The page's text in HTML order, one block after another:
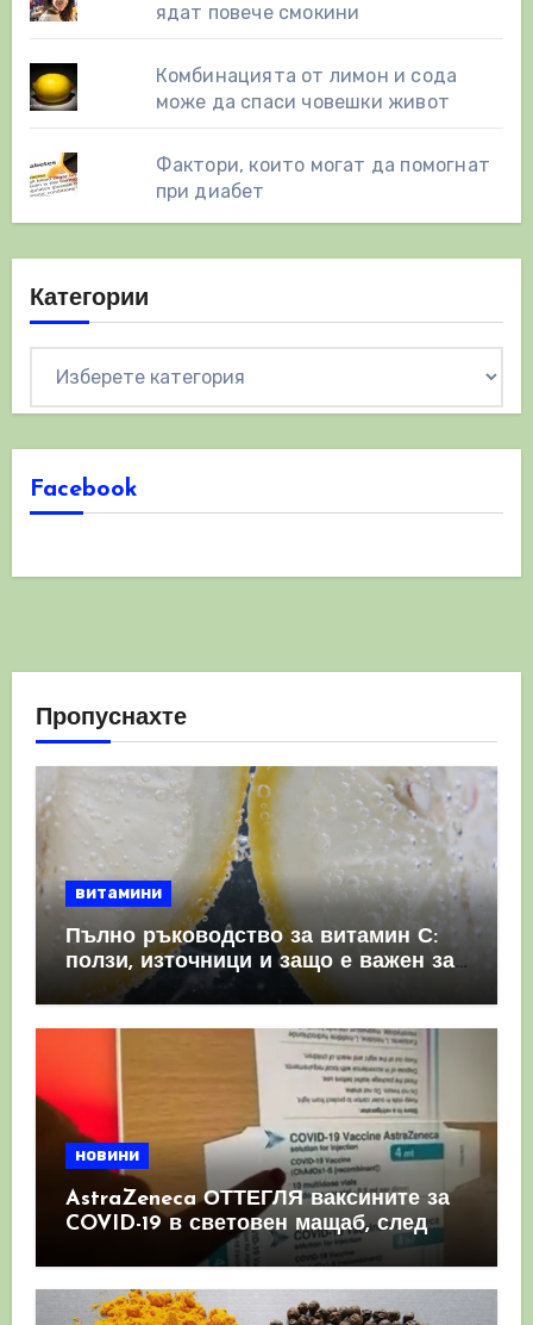
ядат повече смокини
Комбинацията от лимон и сода
може да спаси човешки живот
Фактори, които могат да помогнат
при диабет
Категории
Facebook
Пропуснахте
витамини
Пълно ръководство за витамин С:
ползи, източници и защо е важен за
имунната система
новини
AstraZeneca ОТТЕГЛЯ ваксините за
COVID-19 в световен мащаб, след
като призна, че те причиняват
КРЪВНИ съсиреци